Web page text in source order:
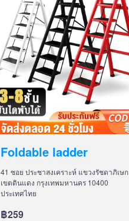
Foldable ladder
41 ซอย ประชาสงเคราะห์ แขวงรัชดาภิเษก
เขตดินแดง กรุงเทพมหานคร 10400
ประเทศไทย
฿259